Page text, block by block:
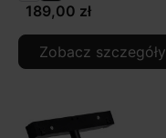
189,00 zł
Zobacz szczegóły